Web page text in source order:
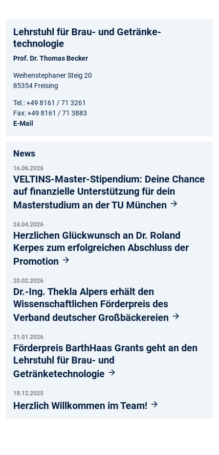
Lehrstuhl für Brau- und Getränke­
technologie
Prof. Dr. Thomas Becker
Weihenstephaner Steig 20
85354 Freising
Tel.: +49 8161 / 71 3261
Fax: +49 8161 / 71 3883
E-Mail
News
16.06.2026
VELTINS-Master-Stipendium: Deine Chance
auf finanzielle Unterstützung für dein
Masterstudium an der TU München
24.04.2026
Herzlichen Glückwunsch an Dr. Roland
Kerpes zum erfolgreichen Abschluss der
Promotion
20.02.2026
Dr.-Ing. Thekla Alpers erhält den
Wissenschaftlichen Förderpreis des
Verband deutscher Großbäckereien
21.01.2026
Förderpreis BarthHaas Grants geht an den
Lehrstuhl für Brau- und
Getränketechnologie
18.12.2025
Herzlich Willkommen im Team!